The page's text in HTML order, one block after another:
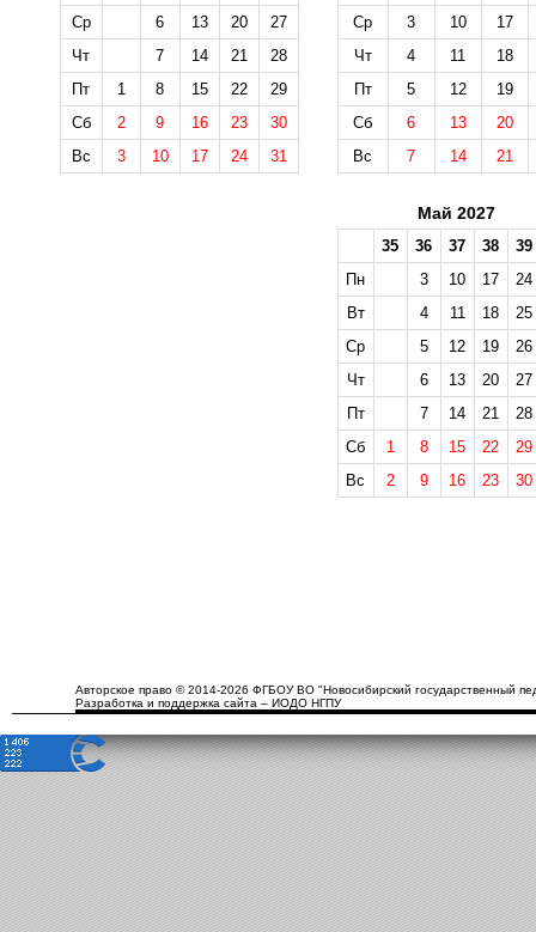
Ср
6 13 20
27
Чт
7 14 21
28
Пт
1 8 15 22
29
Сб
2 9 16 23
30
Вс
3 10 17 24 31
Ср
3 10
17
Чт
4 11
18
Пт
5 12
19
Сб
6 13
20
Вс
7 14 21
Май 2027
35 36 37 38
39
Пн
3 10 17
24
Вт
4 11 18
25
Ср
5 12 19
26
Чт
6 13 20
27
Пт
7 14 21
28
Сб
1 8 15 22
29
Вс
2 9 16 23 30
Авторское право © 2014-2026 ФГБОУ ВО "Новосибирский государственный
Разработка и поддержка сайта – ИОДО НГПУ